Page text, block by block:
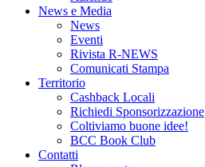
News e Media
News
Eventi
Rivista R-NEWS
Comunicati Stampa
Territorio
Cashback Locali
Richiedi Sponsorizzazione
Coltiviamo buone idee!
BCC Book Club
Contatti